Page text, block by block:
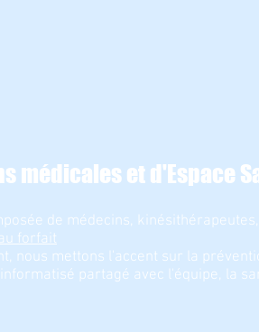
médicales et d'Espace
de médecins,
forfait
nous mettons l'accent sur la
partagé avec l'équipe, la